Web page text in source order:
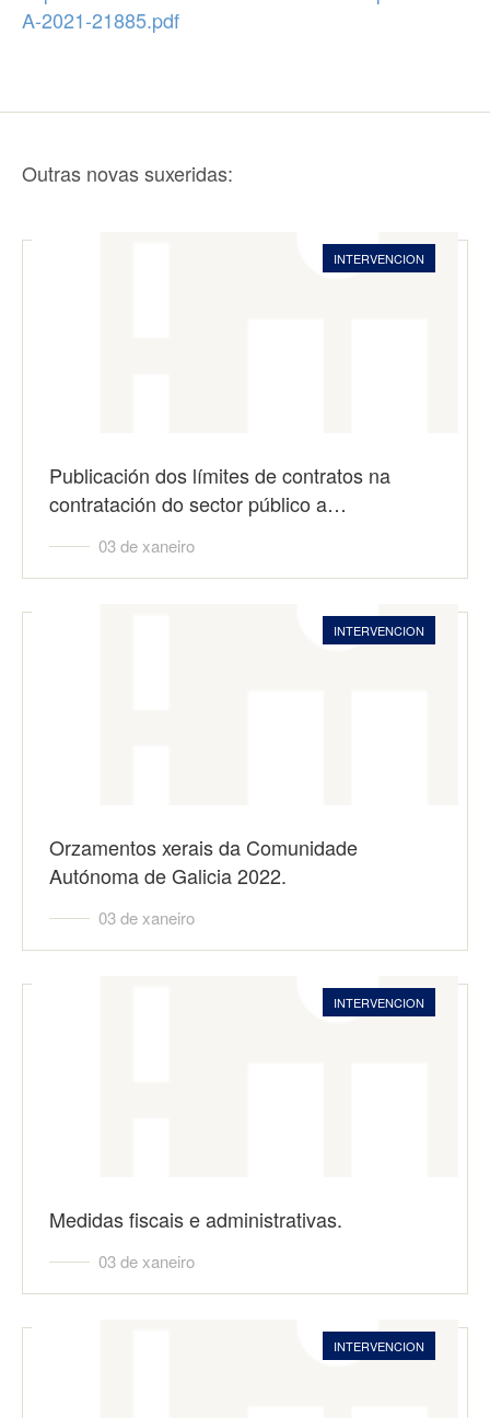
A-2021-21885.pdf
Outras novas suxeridas:
INTERVENCION
Publicación dos límites de contratos na
contratación do sector público a…
03 de xaneiro
INTERVENCION
Orzamentos xerais da Comunidade
Autónoma de Galicia 2022.
03 de xaneiro
INTERVENCION
Medidas fiscais e administrativas.
03 de xaneiro
INTERVENCION